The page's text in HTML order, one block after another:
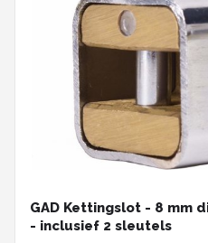
GAD Kettingslot - 8 mm
- inclusief 2 sleutels